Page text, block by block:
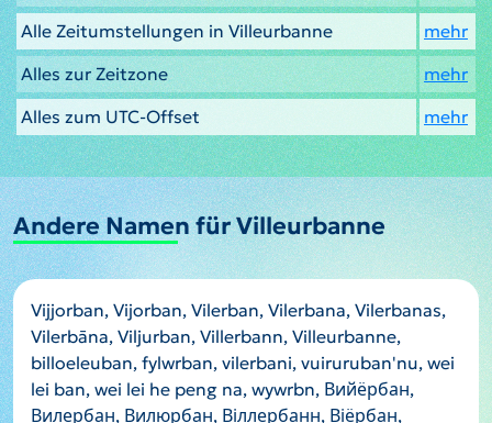
Alle Zeitumstellungen in Villeurbanne
mehr
Alles zur Zeitzone
mehr
Alles zum UTC-Offset
mehr
Andere Namen für Villeurbanne
Vijjorban, Vijorban, Vilerban, Vilerbana, Vilerbanas,
Vilerbāna, Viljurban, Villerbann, Villeurbanne,
billoeleuban, fylwrban, vilerbani, vuiruruban'nu, wei
lei ban, wei lei he peng na, wywrbn, Вийёрбан,
Вилербан, Вилюрбан, Віллербанн, Віёрбан,